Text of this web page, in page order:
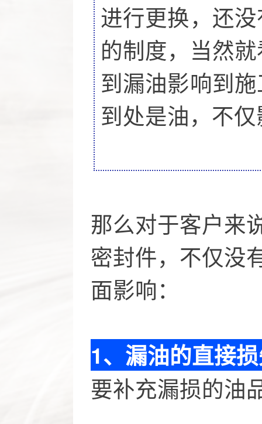
进行更换，还
的制度，当然
到漏油影响到
到处是油，不
那么对于客户来
密封件，不仅没
面影响：
1、漏油的直接
要补充漏损的油